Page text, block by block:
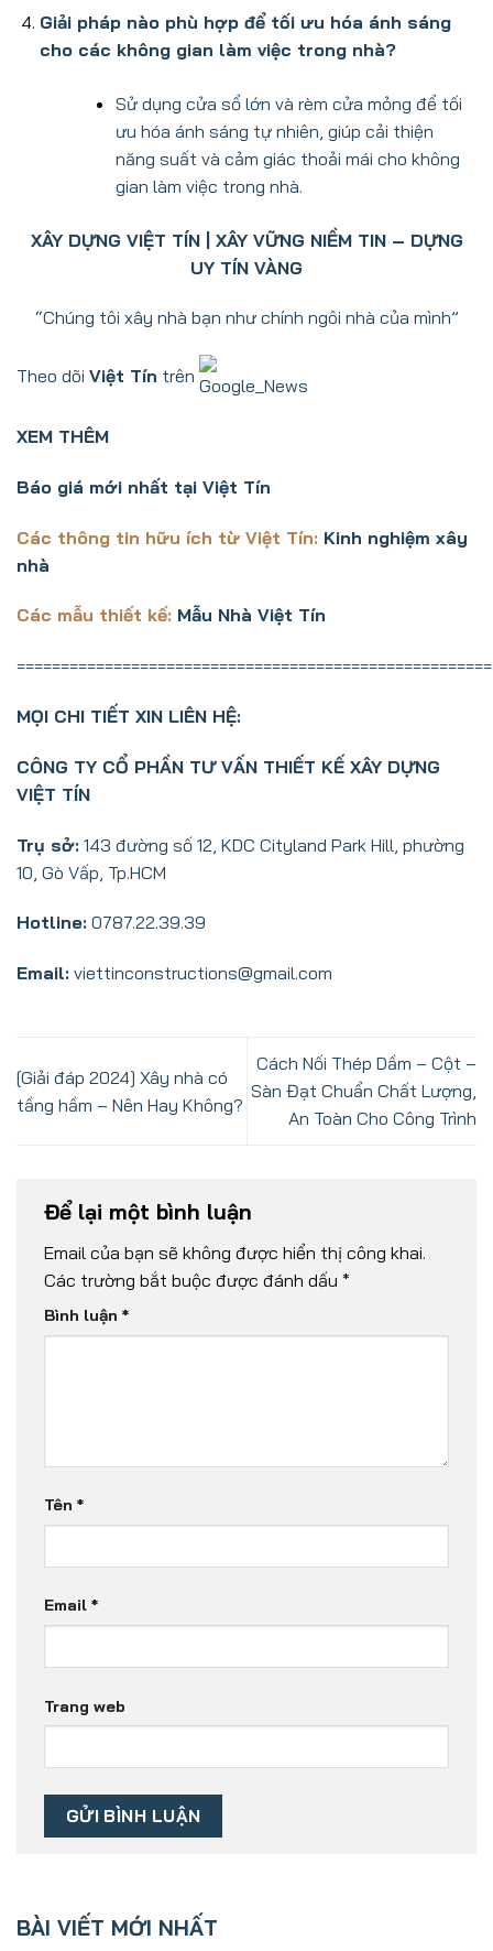
Giải pháp nào phù hợp để tối ưu hóa ánh sáng
cho các không gian làm việc trong nhà?
Sử dụng cửa sổ lớn và rèm cửa mỏng để tối
ưu hóa ánh sáng tự nhiên, giúp cải thiện
năng suất và cảm giác thoải mái cho không
gian làm việc trong nhà.
XÂY DỰNG VIỆT TÍN | XÂY VỮNG NIỀM TIN – DỰNG
UY TÍN VÀNG
“Chúng tôi xây nhà bạn như chính ngôi nhà của mình”
Theo dõi Việt Tín trên
XEM THÊM
Báo giá mới nhất tại Việt Tín
Các thông tin hữu ích từ Việt Tín: Kinh nghiệm xây
nhà
Các mẫu thiết kế: Mẫu Nhà Việt Tín
======================================================
MỌI CHI TIẾT XIN LIÊN HỆ:
CÔNG TY CỔ PHẦN TƯ VẤN THIẾT KẾ XÂY DỰNG
VIỆT TÍN
Trụ sở: 143 đường số 12, KDC Cityland Park Hill, phường
10, Gò Vấp, Tp.HCM
Hotline: 0787.22.39.39
Email: viettinconstructions@gmail.com
[Giải đáp 2024] Xây nhà có
tầng hầm – Nên Hay Không?
Cách Nối Thép Dầm – Cột –
Sàn Đạt Chuẩn Chất Lượng,
An Toàn Cho Công Trình
Để lại một bình luận
Email của bạn sẽ không được hiển thị công khai.
Các trường bắt buộc được đánh dấu *
Bình luận *
Tên *
Email *
Trang web
BÀI VIẾT MỚI NHẤT